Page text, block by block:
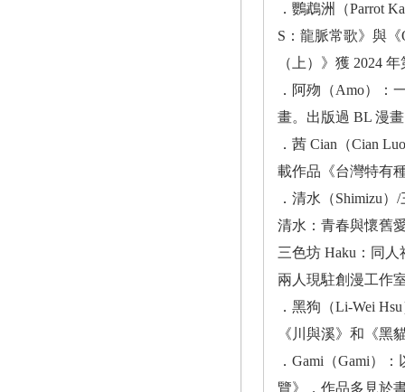
．鸚鵡洲（Parrot
S：龍脈常歌》與
（上）》獲 2024
．阿歾（Amo）：
畫。出版過 BL 漫
．茜 Cian（Cian
載作品《台灣特有
．清水（Shimizu）
清水：青春與懷舊
三色坊 Haku：同
兩人現駐創漫工作
．黑狗（Li-Wei
《川與溪》和《黑
．Gami（Gami）
覽》，作品多見於